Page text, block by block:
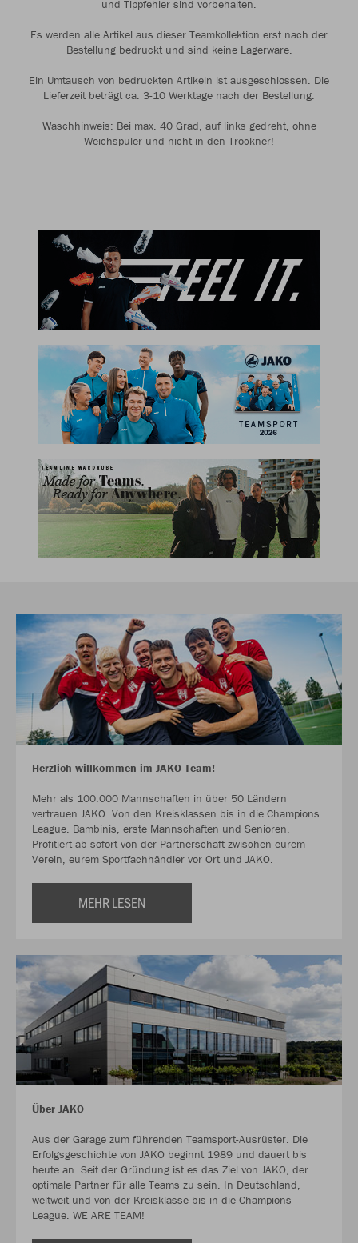
und Tippfehler sind vorbehalten.
Es werden alle Artikel aus dieser Teamkollektion erst nach der
Bestellung bedruckt und sind keine Lagerware.
Ein Umtausch von bedruckten Artikeln ist ausgeschlossen. Die
Lieferzeit beträgt ca. 3-10 Werktage nach der Bestellung.
Waschhinweis: Bei max. 40 Grad, auf links gedreht, ohne
Weichspüler und nicht in den Trockner!
Herzlich willkommen im JAKO Team!
Mehr als 100.000 Mannschaften in über 50 Ländern
vertrauen JAKO. Von den Kreisklassen bis in die Champions
League. Bambinis, erste Mannschaften und Senioren.
Profitiert ab sofort von der Partnerschaft zwischen eurem
Verein, eurem Sportfachhändler vor Ort und JAKO.
MEHR LESEN
Über JAKO
Aus der Garage zum führenden Teamsport-Ausrüster. Die
Erfolgsgeschichte von JAKO beginnt 1989 und dauert bis
heute an. Seit der Gründung ist es das Ziel von JAKO, der
optimale Partner für alle Teams zu sein. In Deutschland,
weltweit und von der Kreisklasse bis in die Champions
League. WE ARE TEAM!